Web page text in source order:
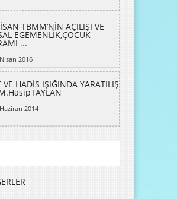
TBMM’NİN AÇILIŞI VE
EGEMENLİK,ÇOCUK
...
VE HADİS IŞIĞINDA YARATILIŞ